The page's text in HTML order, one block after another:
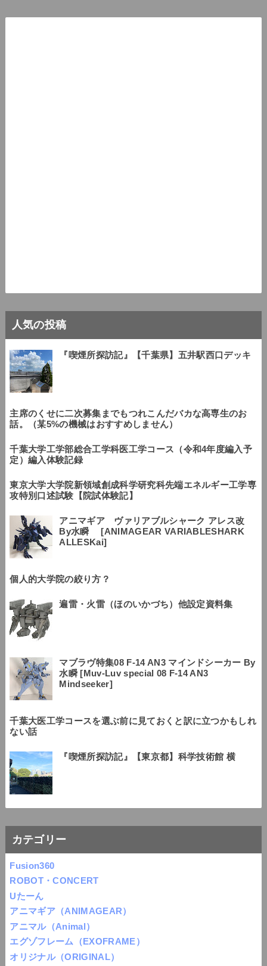
人気の投稿
『喫煙所探訪記』【千葉県】五井駅西口デッキ
主席のくせに二次募集までもつれこんだバカな高専生のお
話。（某5%の機械はおすすめしません）
千葉大学工学部総合工学科医工学コース（令和4年度編入予
定）編入体験記録
東京大学大学院新領域創成科学研究科先端エネルギー工学専
攻特別口述試験【院試体験記】
アニマギア ヴァリアブルシャーク アレス改
By水瞬 [ANIMAGEAR VARIABLESHARK
ALLESKai]
個人的大学院の絞り方？
遍雷・火雷（ほのいかづち）他設定資料集
マブラヴ特集08 F-14 AN3 マインドシーカー By
水瞬 [Muv-Luv special 08 F-14 AN3
Mindseeker]
千葉大医工学コースを選ぶ前に見ておくと訳に立つかもしれ
ない話
『喫煙所探訪記』【東京都】科学技術館 横
カテゴリー
Fusion360
ROBOT・CONCERT
Uたーん
アニマギア（ANIMAGEAR）
アニマル（Animal）
エグゾフレーム（EXOFRAME）
オリジナル（ORIGINAL）